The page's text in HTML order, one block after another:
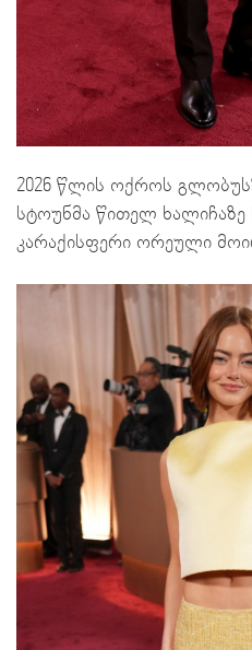
2026 წლის ოქროს
სტოუნმა წითელ ხალიჩაზე
კარაქისფერი ორეული